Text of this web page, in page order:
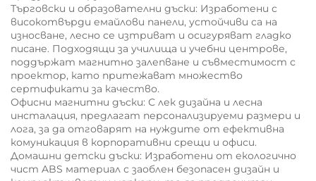
Търговски и образователни дъски: Изработени с
високотвърди емайлови панели, устойчиви са на
износване, лесно се изтриват и осигуряват гладко
писане. Подходящи за училища и учебни центрове,
поддържат магнитно залепване и съвместимост с
проектор, като притежават множество
сертификати за качество.
Офисни магнитни дъски: С лек дизайна и лесна
инсталация, предлагат персонализируеми размери и
лога, за да отговарят на нуждите от ефективна
комуникация в корпоративни срещи и офиси.
Домашни детски дъски: Изработени от екологично
чист ABS материал с заоблен безопасен дизайн и